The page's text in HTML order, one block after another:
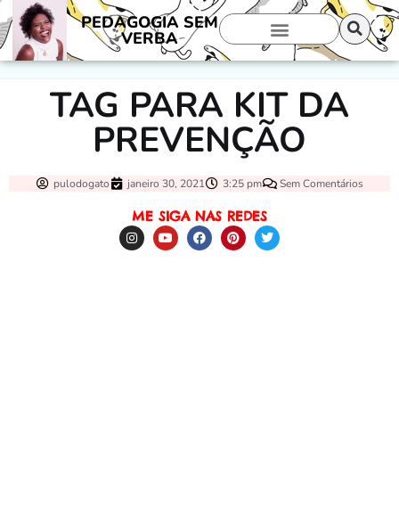
PEDAGOGIA SEM
VERBA
TAG PARA KIT DA
PREVENÇÃO
pulodogato janeiro 30, 2021 3:25 pm Sem Comentários
ME SIGA NAS REDES